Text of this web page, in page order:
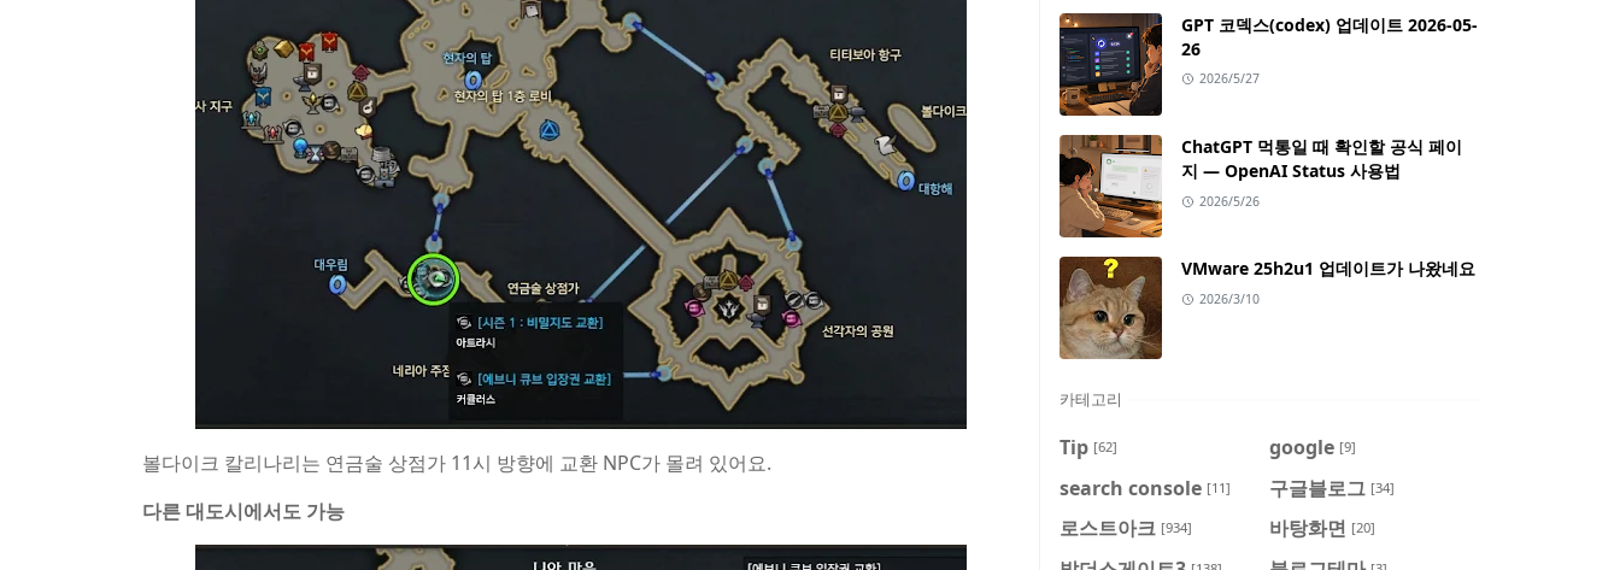
볼다이크 칼리나리는 연금술 상점가 11시 방향에 교환 NPC가 몰려 있어요.
다른 대도시에서도 가능
GPT 코덱스(codex) 업데이트 2026-05-
26
2026/5/27
ChatGPT 먹통일 때 확인할 공식 페이
지 — OpenAI Status 사용법
2026/5/26
VMware 25h2u1 업데이트가 나왔네요
2026/3/10
카테고리
Tip [62] google [9]
search console [11] 구글블로그 [34]
로스트아크 [934] 바탕화면 [20]